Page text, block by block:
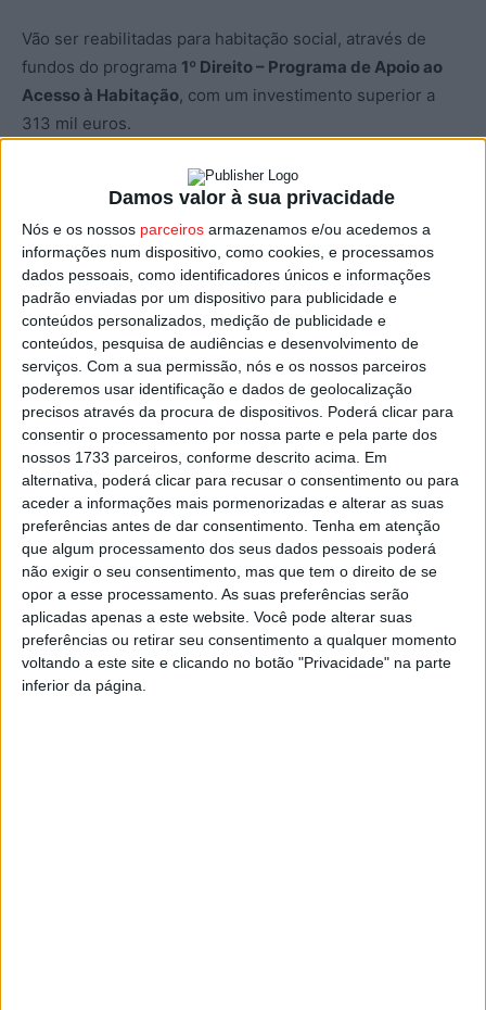
Damos valor à sua privacidade
Nós e os nossos parceiros armazenamos e/ou acedemos a
informações num dispositivo, como cookies, e processamos
dados pessoais, como identificadores únicos e informações
padrão enviadas por um dispositivo para publicidade e
conteúdos personalizados, medição de publicidade e
conteúdos, pesquisa de audiências e desenvolvimento de
serviços. Com a sua permissão, nós e os nossos parceiros
poderemos usar identificação e dados de geolocalização
precisos através da procura de dispositivos. Poderá clicar para
consentir o processamento por nossa parte e pela parte dos
nossos 1733 parceiros, conforme descrito acima. Em
alternativa, poderá clicar para recusar o consentimento ou para
aceder a informações mais pormenorizadas e alterar as suas
preferências antes de dar consentimento. Tenha em atenção
que algum processamento dos seus dados pessoais poderá
não exigir o seu consentimento, mas que tem o direito de se
opor a esse processamento. As suas preferências serão
aplicadas apenas a este website. Você pode alterar suas
preferências ou retirar seu consentimento a qualquer momento
voltando a este site e clicando no botão "Privacidade" na parte
inferior da página.
Vão ser reabilitadas para habitação social, através de
fundos do programa 1º Direito – Programa de Apoio ao
Acesso à Habitação, com um investimento superior a
313 mil euros.
A autarquia ficou na posse dos edifícios, que estavam
devolutos, após cedência por parte do Estado, que era
proprietário das duas casas, o que aconteceu no âmbito
do processo de descentralização de competências.
Lembra o Município de Lamego que em julho havia
assinado com oInstituto da Habitação e Reabilitação
Urbana (IHRU) , um acordo de financiamento para a
construção de 90 fogos para habitação, que vai permitir
acelerar a candidatura ao Programa de Apoio ao Acesso à
Habitação, financiado pelo PRR, num investimento
superior a 10,1 milhões de euros.
Esta e outras notícias para ouvir na Estação Diária – 96.8
FM ou emwww.968.fm.